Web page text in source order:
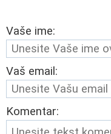
Vaše ime:
Vaš email:
Komentar: